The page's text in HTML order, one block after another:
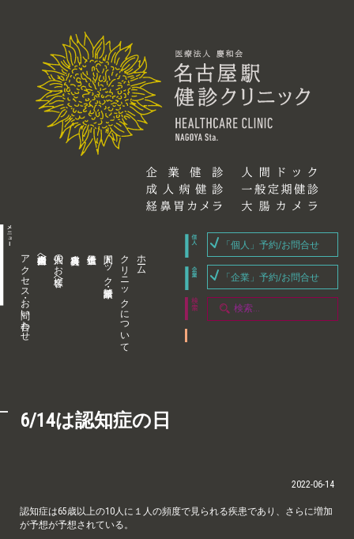
アクセス・お問い合わせ 企業内担当者様へ 個人のお客様へ 人間ドック・健康診断 クリニックについて ホーム
「個人」予約/お問合せ
「企業」予約/お問合せ
6/14は認知症の日
2022-06-14
認知症は65歳以上の10人に１人の頻度で見られる疾患であり、さらに増加
が予想が予想されている。